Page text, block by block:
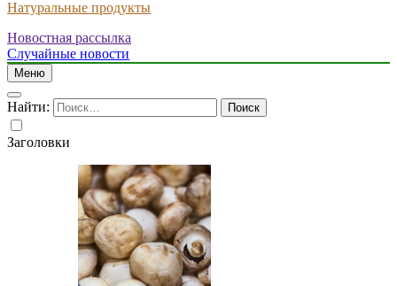
Натуральные продукты
Новостная рассылка
Случайные новости
Меню
Найти:
Заголовки